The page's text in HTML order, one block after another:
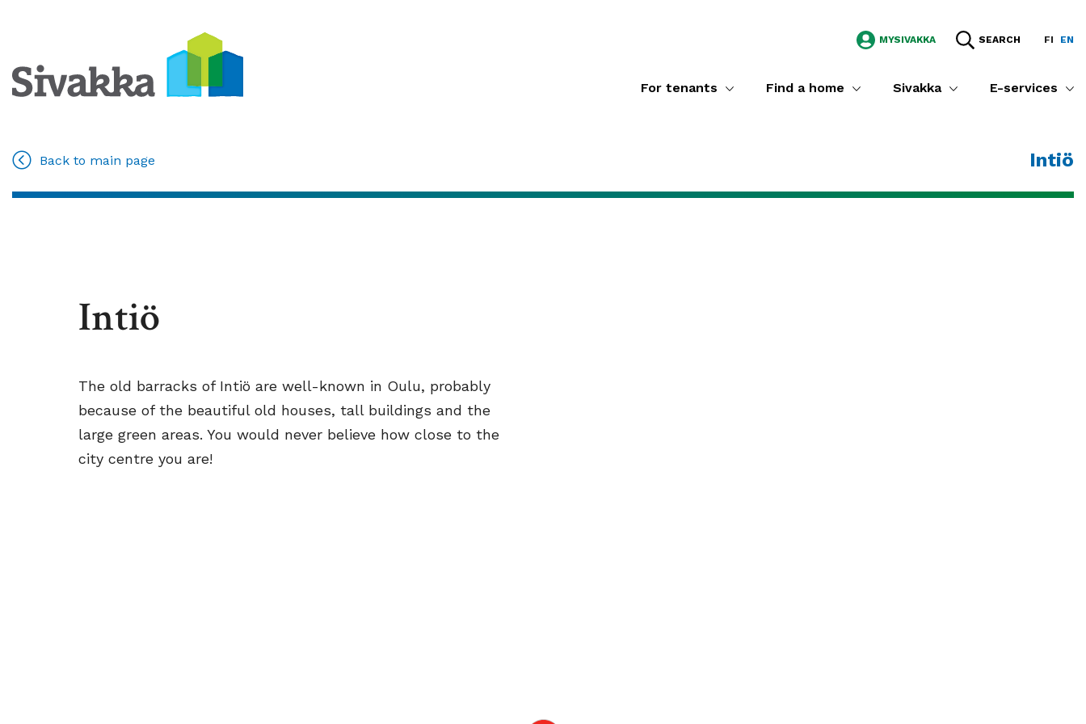
MYSIVAKKA SEARCH FI EN
For tenants Find a home Sivakka E-services
Back to main page Intiö
Intiö
The old barracks of Intiö are well-known in Oulu, probably
because of the beautiful old houses, tall buildings and the
large green areas. You would never believe how close to the
city centre you are!